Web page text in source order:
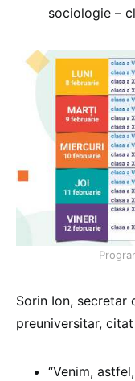
sociologie –
Sorin Ion, secretar
preuniversitar,
“Venim,